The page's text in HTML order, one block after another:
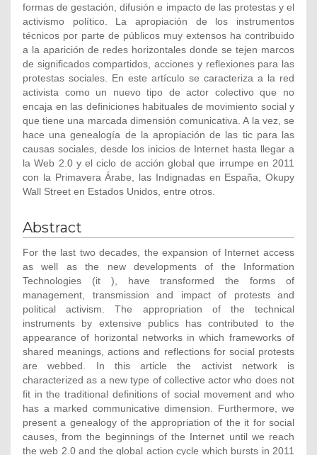
formas de gestación, difusión e impacto de las protestas y el
activismo político. La apropiación de los instrumentos
técnicos por parte de públicos muy extensos ha contribuido
a la aparición de redes horizontales donde se tejen marcos
de significados compartidos, acciones y reflexiones para las
protestas sociales. En este artículo se caracteriza a la red
activista como un nuevo tipo de actor colectivo que no
encaja en las definiciones habituales de movimiento social y
que tiene una marcada dimensión comunicativa. A la vez, se
hace una genealogía de la apropiación de las tic para las
causas sociales, desde los inicios de Internet hasta llegar a
la Web 2.0 y el ciclo de acción global que irrumpe en 2011
con la Primavera Árabe, las Indignadas en España, Okupy
Wall Street en Estados Unidos, entre otros.
Abstract
For the last two decades, the expansion of Internet access
as well as the new developments of the Information
Technologies (it ), have transformed the forms of
management, transmission and impact of protests and
political activism. The appropriation of the technical
instruments by extensive publics has contributed to the
appearance of horizontal networks in which frameworks of
shared meanings, actions and reflections for social protests
are webbed. In this article the activist network is
characterized as a new type of collective actor who does not
fit in the traditional definitions of social movement and who
has a marked communicative dimension. Furthermore, we
present a genealogy of the appropriation of the it for social
causes, from the beginnings of the Internet until we reach
the web 2.0 and the global action cycle which bursts in 2011